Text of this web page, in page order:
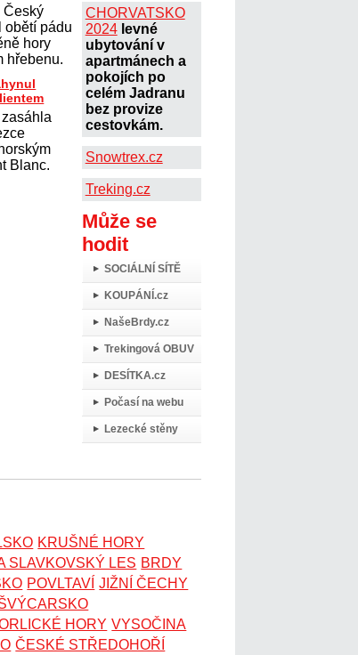
CHORVATSKO
2024 levné
ubytování v
apartmánech a
pokojích po
celém Jadranu
bez provize
cestovkám.
Snowtrex.cz
Treking.cz
Může se
hodit
SOCIÁLNÍ SÍTĚ
KOUPÁNÍ.cz
NašeBrdy.cz
Trekingová OBUV
DESÍTKA.cz
Počasí na webu
Lezecké stěny
Český
obětí pádu
hory
hřebenu.
Blanc.
KRUŠNÉ HORY
SLAVKOVSKÝ LES BRDY
POVLTAVÍ JIŽNÍ ČECHY
HORY VYSOČINA
ČESKÉ STŘEDOHOŘÍ